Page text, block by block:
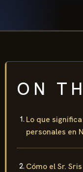
ON
Lo que
personales en
Cómo el Sr.